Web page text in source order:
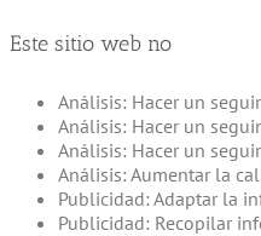
Este sitio web no
Análisis: Hacer un
Análisis: Hacer un
Análisis: Hacer un
Análisis: Aumentar la
Publicidad: Adaptar la
Publicidad: Recopilar